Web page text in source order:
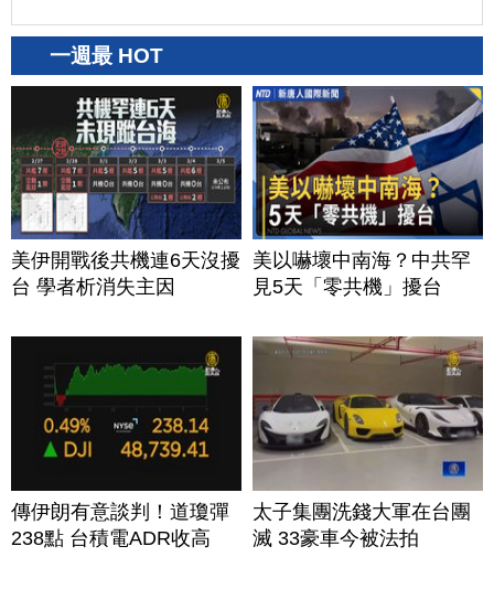
一週最 HOT
美伊開戰後共機連6天沒擾
台 學者析消失主因
美以嚇壞中南海？中共罕
見5天「零共機」擾台
傳伊朗有意談判！道瓊彈
238點 台積電ADR收高
太子集團洗錢大軍在台團
滅 33豪車今被法拍